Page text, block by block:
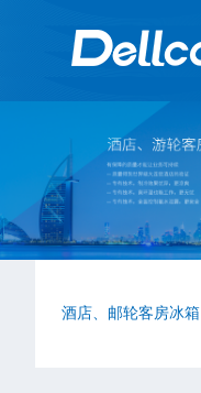
酒店、邮轮客房冰箱